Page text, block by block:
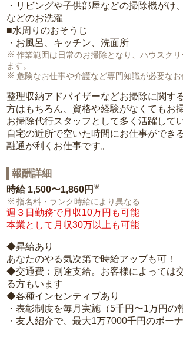
・リビングや子供部屋などの掃除機がけ
などのお洗濯
■水周りのおそうじ
・お風呂、キッチン、洗面所
作業範囲は日常のお掃除となり、ハウスク
ます。
危険なお仕事や介護など専門知識が必要なお
整理収納アドバイザーなどお掃除に関す
方はもちろん、資格や経験がなくてもお
お掃除代行スタッフとして多く活躍して
自宅の近所で空いた時間にお仕事ができ
融通が利くお仕事です。
報酬詳細
時給 1,500〜1,860円 ※
指名料・ランク時給により異なる
週３日勤務で月収10万円も可能
本業として月収30万以上も可能
◆昇給あり
あなたのやる気次第で時給アップも可！
◆交通費：別途支給。お客様によっては
る方もいます
◆各種インセンティブあり
・表彰制度を毎月実施（5千円〜1万円の
・友人紹介で、最大1万7000千円のボー